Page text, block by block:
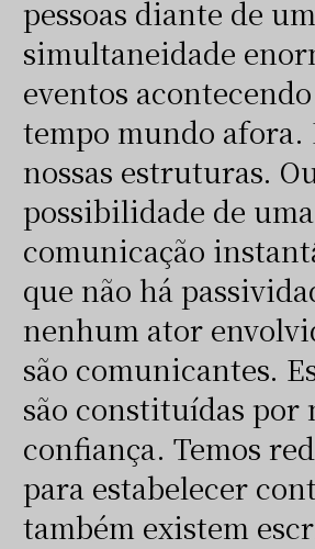
pessoas diante de
simultaneidade
eventos
tempo mundo afora.
nossas estruturas.
possibilidade de uma
comunicação
que não há
nenhum ator
são comunicantes.
são constituídas por
confiança. Temos
para estabelecer
também existem